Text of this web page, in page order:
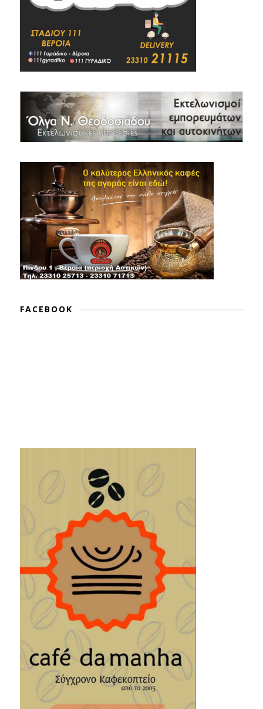
FACEBOOK